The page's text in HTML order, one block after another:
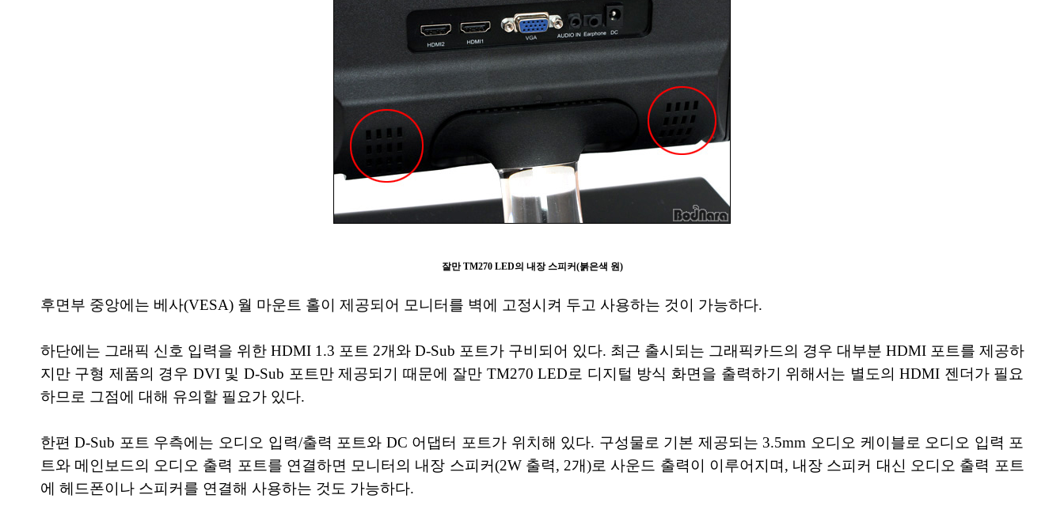
잘만 TM270 LED의 내장 스피커(붉은색 원)
후면부 중앙에는 베사(VESA) 월 마운트 홀이 제공되어 모니터를 벽에 고정시켜 두고 사용하는 것이 가능하다.
하단에는 그래픽 신호 입력을 위한 HDMI 1.3 포트 2개와 D-Sub 포트가 구비되어 있다. 최근 출시되는 그래픽카드의 경우 대부분 HDMI 포트를 제공하
지만 구형 제품의 경우 DVI 및 D-Sub 포트만 제공되기 때문에 잘만 TM270 LED로 디지털 방식 화면을 출력하기 위해서는 별도의 HDMI 젠더가 필요
하므로 그점에 대해 유의할 필요가 있다.
한편 D-Sub 포트 우측에는 오디오 입력/출력 포트와 DC 어댑터 포트가 위치해 있다. 구성물로 기본 제공되는 3.5mm 오디오 케이블로 오디오 입력 포
트와 메인보드의 오디오 출력 포트를 연결하면 모니터의 내장 스피커(2W 출력, 2개)로 사운드 출력이 이루어지며, 내장 스피커 대신 오디오 출력 포트
에 헤드폰이나 스피커를 연결해 사용하는 것도 가능하다.